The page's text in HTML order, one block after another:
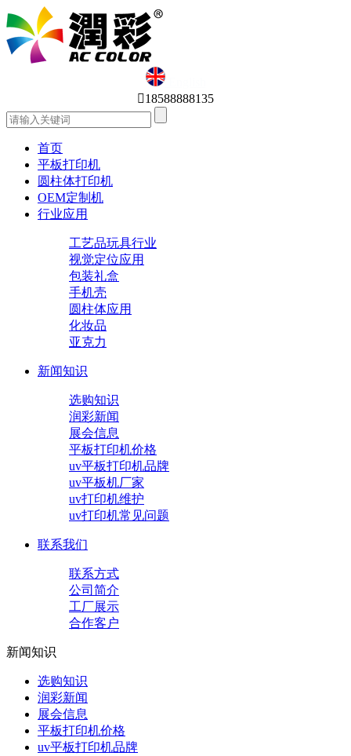
English
18588888135
首页
平板打印机
圆柱体打印机
OEM定制机
行业应用
工艺品玩具行业
视觉定位应用
包装礼盒
手机壳
圆柱体应用
化妆品
亚克力
新闻知识
选购知识
润彩新闻
展会信息
平板打印机价格
uv平板打印机品牌
uv平板机厂家
uv打印机维护
uv打印机常见问题
联系我们
联系方式
公司简介
工厂展示
合作客户
新闻知识
选购知识
润彩新闻
展会信息
平板打印机价格
uv平板打印机品牌